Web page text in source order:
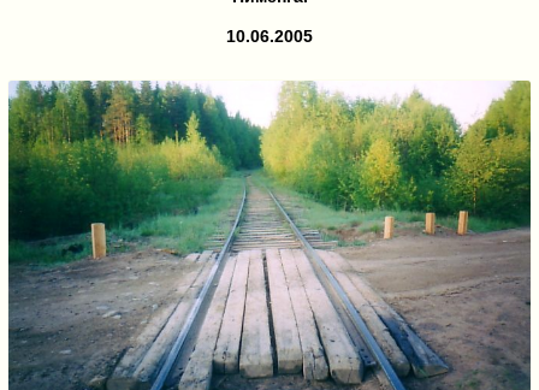
10.06.2005